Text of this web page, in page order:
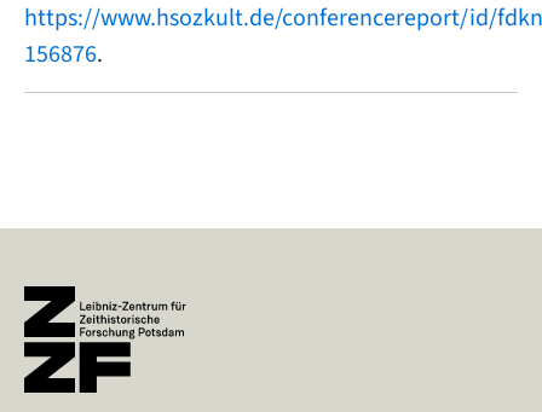
https://www.hsozkult.de/conferencereport/id/
156876.